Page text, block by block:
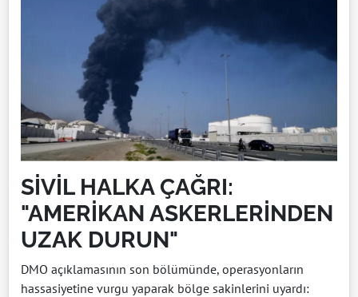
SİVİL HALKA ÇAĞRI:
"AMERİKAN ASKERLERİNDEN
UZAK DURUN"
DMO açıklamasının son bölümünde, operasyonların
hassasiyetine vurgu yaparak bölge sakinlerini uyardı: